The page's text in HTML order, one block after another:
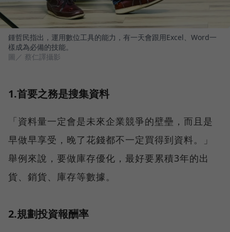
鍾哲民指出，運用數位工具的能力，有一天會跟用Excel、Word一
樣成為必備的技能。
圖／ 蔡仁譯攝影
1.首要之務是搜集資料
「資料量一定會是未來企業競爭的壁壘，而且是
早做早享受，晚了花錢都不一定買得到資料。」
舉例來說，要做庫存優化，最好要累積3年的出
貨、銷貨、庫存等數據。
2.規劃投資報酬率